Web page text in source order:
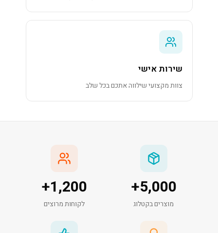
שירות אישי
צוות מקצועי שילווה אתכם בכל שלב
5,000
+
מוצרים בקטלוג
1,200
+
לקוחות מרוצים